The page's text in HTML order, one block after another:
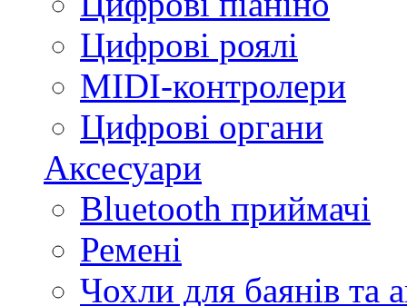
Цифрові роялі
MIDI-контролери
Цифрові органи
Аксесуари
Bluetooth приймачі
Ремені
Чохли для баянів та